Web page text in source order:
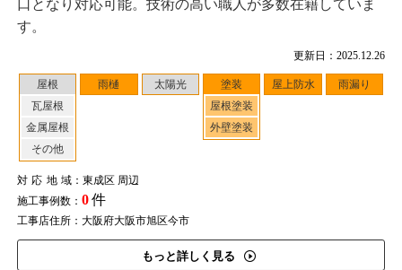
更新日：2025.12.26
屋根
瓦屋根
金属屋根
その他
雨樋 太陽光
塗装
屋根塗装
外壁塗装
屋上防水 雨漏り
対応地域：東成区 周辺
施工事例数： 0件
工事店住所：大阪府大阪市旭区今市
もっと詳しく見る
口となり対応可能。技術の高い職人が多数在籍していま
す。